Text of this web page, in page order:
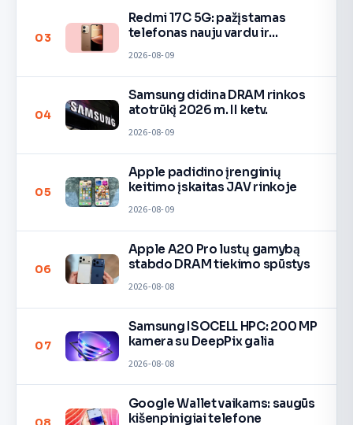
03
Redmi 17C 5G: pažįstamas
telefonas nauju vardu ir
2026-08-09
04
Samsung didina DRAM rinkos
atotrūkį 2026 m. II ketv.
2026-08-09
05
Apple padidino įrenginių
keitimo įskaitas JAV rinkoje
2026-08-09
06
Apple A20 Pro lustų gamybą
stabdo DRAM tiekimo spūstys
2026-08-08
07
Samsung ISOCELL HPC: 200 MP
kamera su DeepPix galia
2026-08-08
Google Wallet vaikams: saugūs
kišenpinigiai telefone